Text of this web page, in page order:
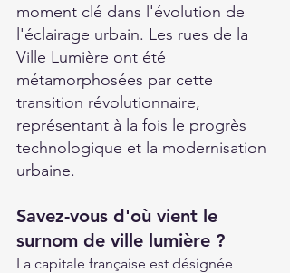
moment clé dans l'évolution de
l'éclairage urbain. Les rues de la
Ville Lumière ont été
métamorphosées par cette
transition révolutionnaire,
représentant à la fois le progrès
technologique et la modernisation
urbaine.
Savez-vous d'où vient le
surnom de ville lumière ?
La capitale française est désignée